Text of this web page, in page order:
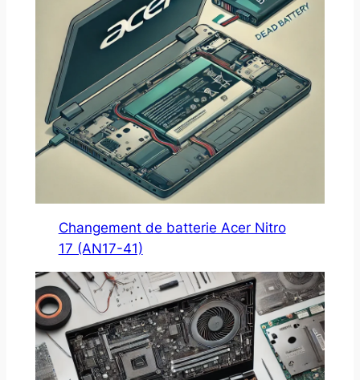
Changement de batterie Acer Nitro
17 (AN17-41)